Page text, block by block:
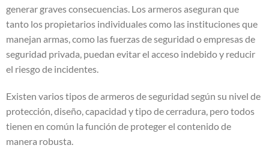
generar graves consecuencias. Los armeros aseguran que
tanto los propietarios individuales como las instituciones que
manejan armas, como las fuerzas de seguridad o empresas de
seguridad privada, puedan evitar el acceso indebido y reducir
el riesgo de incidentes.
Existen varios tipos de armeros de seguridad según su nivel de
protección, diseño, capacidad y tipo de cerradura, pero todos
tienen en común la función de proteger el contenido de
manera robusta.